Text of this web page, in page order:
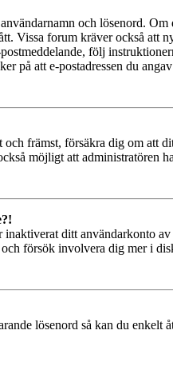
och lösenord.
Vissa forum kräver också att
följ
på att e-postadressen du
främst, försäkra dig om att
möjligt att administratören
ditt användarkonto
försök involvera dig mer i
lösenord så kan du